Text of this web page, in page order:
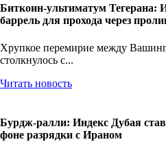
Биткоин-ультиматум Тегерана:
баррель для прохода через
Хрупкое перемирие между
столкнулось с...
Читать новость
Бурдж-ралли: Индекс Дубая
фоне разрядки с Ираном